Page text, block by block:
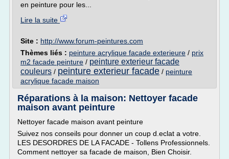
en peinture pour les...
Lire la suite
Site : http://www.forum-peintures.com
Thèmes liés : peinture acrylique facade exterieure / prix
m2 facade peinture / peinture exterieur facade
couleurs / peinture exterieur facade / peinture
acrylique facade maison
Réparations à la maison: Nettoyer facade
maison avant peinture
Nettoyer facade maison avant peinture
Suivez nos conseils pour donner un coup d.eclat a votre.
LES DESORDRES DE LA FACADE - Tollens Professionnels.
Comment nettoyer sa facade de maison, Bien Choisir.